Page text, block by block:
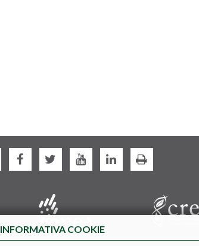
INFORMATIVA COOKIE